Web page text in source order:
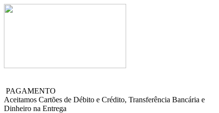
PAGAMENTO
Aceitamos Cartões de Débito e Crédito, Transferência Bancária e
Dinheiro na Entrega